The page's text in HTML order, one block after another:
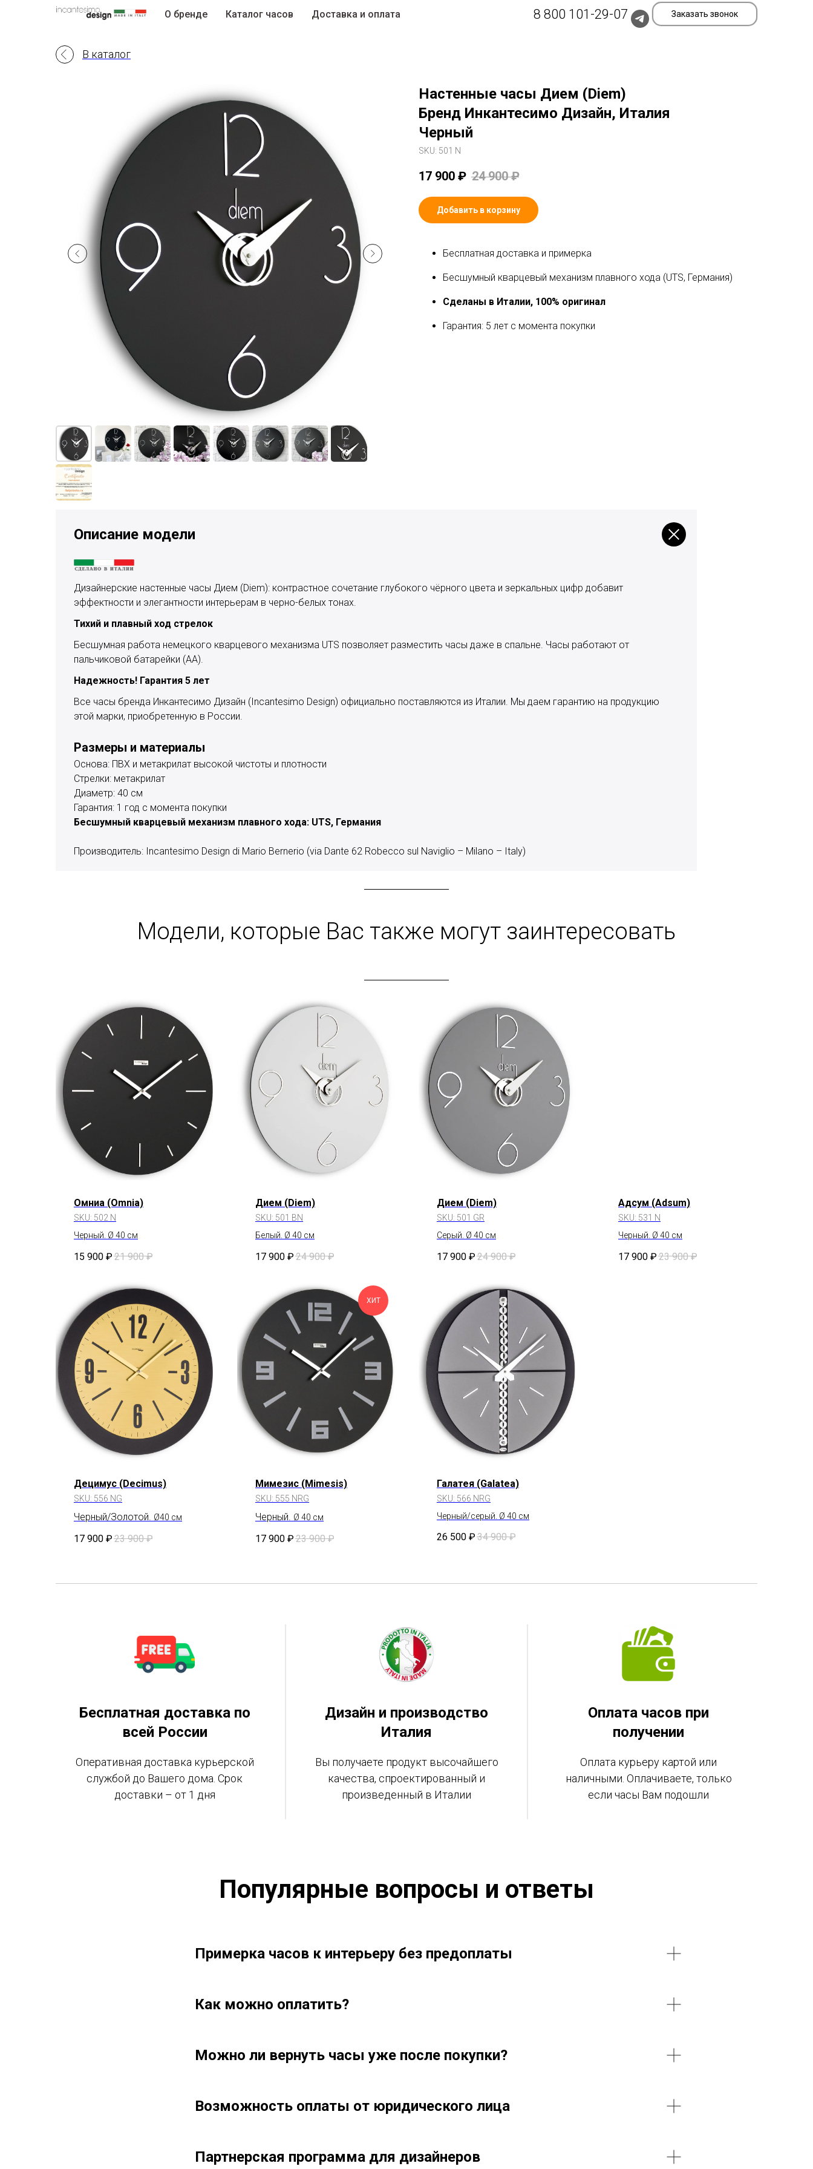
О бренде Каталог часов Доставка и оплата 8 800 101-29-07 Заказать звонок
В каталог
Настенные часы Дием (Diem)
Бренд Инкантесимо Дизайн, Италия
Черный
SKU: 501 N
17 900 ₽ 24 900 ₽
Добавить в корзину
Бесплатная доставка и примерка
Бесшумный кварцевый механизм плавного хода (UTS, Германия)
Сделаны в Италии, 100% оригинал
Гарантия: 5 лет с момента покупки
Описание модели
Дизайнерские настенные часы Дием (Diem): контрастное сочетание глубокого чёрного цвета и зеркальных цифр добавит
эффектности и элегантности интерьерам в черно-белых тонах.
Тихий и плавный ход стрелок
Бесшумная работа немецкого кварцевого механизма UTS позволяет разместить часы даже в спальне. Часы работают от
пальчиковой батарейки (АА).
Надежность! Гарантия 5 лет
Все часы бренда Инкантесимо Дизайн (Incantesimo Design) официально поставляются из Италии. Мы даем гарантию на продукцию
этой марки, приобретенную в России.
Размеры и материалы
Основа: ПВХ и метакрилат высокой чистоты и плотности
Стрелки: метакрилат
Диаметр: 40 см
Гарантия: 1 год с момента покупки
Бесшумный кварцевый механизм плавного хода: UTS, Германия
Производитель: Incantesimo Design di Mario Bernerio (via Dante 62 Robecco sul Naviglio – Milano – Italy)
Модели, которые Вас также могут заинтересовать
Омниа (Omnia)
SKU: 502 N
Черный. Ø 40 см
15 900 ₽ 21 900 ₽
Дием (Diem)
SKU: 501 BN
Белый. Ø 40 см
17 900 ₽ 24 900 ₽
Дием (Diem)
SKU: 501 GR
Серый. Ø 40 см
17 900 ₽ 24 900 ₽
Адсум (Adsum)
SKU: 531 N
Черный. Ø 40 см
17 900 ₽ 23 900 ₽
Децимус (Decimus)
SKU: 556 NG
Черный/Золотой. Ø40 см
17 900 ₽ 23 900 ₽
ХИТ
Мимезис (Mimesis)
SKU: 555 NRG
Черный. Ø 40 см
17 900 ₽ 23 900 ₽
Галатея (Galatea)
SKU: 566 NRG
Черный/серый. Ø 40 см
26 500 ₽ 34 900 ₽
Бесплатная доставка по
всей России
Оперативная доставка курьерской
службой до Вашего дома. Срок
доставки – от 1 дня
Дизайн и производство
Италия
Вы получаете продукт высочайшего
качества, спроектированный и
произведенный в Италии
Оплата часов при
получении
Оплата курьеру картой или
наличными. Оплачиваете, только
если часы Вам подошли
Популярные вопросы и ответы
Примерка часов к интерьеру без предоплаты
Как можно оплатить?
Можно ли вернуть часы уже после покупки?
Возможность оплаты от юридического лица
Партнерская программа для дизайнеров